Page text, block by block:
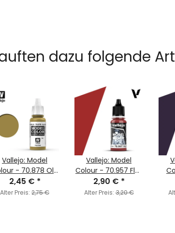
dazu folgende
Vallejo: Model
- 70.878 Old
Gold (MC173)
2,45 € *
Alter Preis: 2,75 €
Vallejo: Model
Colour - 70.957 Flat
Red (MC031)
2,90 € *
Alter Preis:3,20 €